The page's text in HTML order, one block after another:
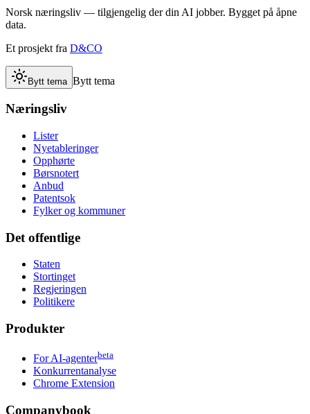
Norsk næringsliv — tilgjengelig der din AI jobber. Bygget på åpne
data.
Et prosjekt fra D&CO
Bytt tema Bytt tema
Næringsliv
Lister
Nyetableringer
Opphørte
Børsnotert
Anbud
Patentsok
Fylker og kommuner
Det offentlige
Staten
Stortinget
Regjeringen
Politikere
Produkter
For AI-agenterbeta
Konkurrentanalyse
Chrome Extension
Companybook